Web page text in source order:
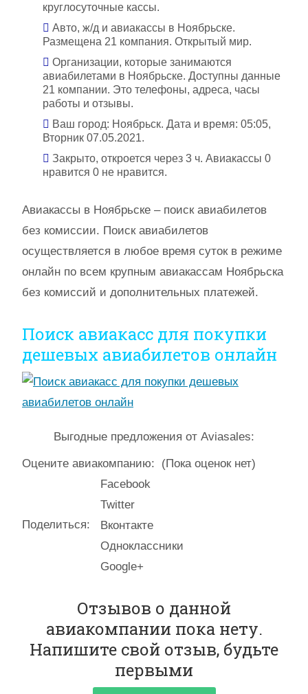
круглосуточные кассы.
Авто, ж/д и авиакассы в Ноябрьске.
Размещена 21 компания. Открытый мир.
Организации, которые занимаются
авиабилетами в Ноябрьске. Доступны данные
21 компании. Это телефоны, адреса, часы
работы и отзывы.
Ваш город: Ноябрьск. Дата и время: 05:05,
Вторник 07.05.2021.
Закрыто, откроется через 3 ч. Авиакассы 0
нравится 0 не нравится.
Авиакассы в Ноябрьске – поиск авиабилетов
без комиссии. Поиск авиабилетов
осуществляется в любое время суток в режиме
онлайн по всем крупным авиакассам Ноябрьска
без комиссий и дополнительных платежей.
Поиск авиакасс для покупки
дешевых авиабилетов онлайн
Выгодные предложения от Aviasales:
Оцените авиакомпанию: (Пока оценок нет)
Поделиться:
Facebook
Twitter
Вконтакте
Одноклассники
Google+
Отзывов о данной
авиакомпании пока нету.
Напишите свой отзыв, будьте
первыми